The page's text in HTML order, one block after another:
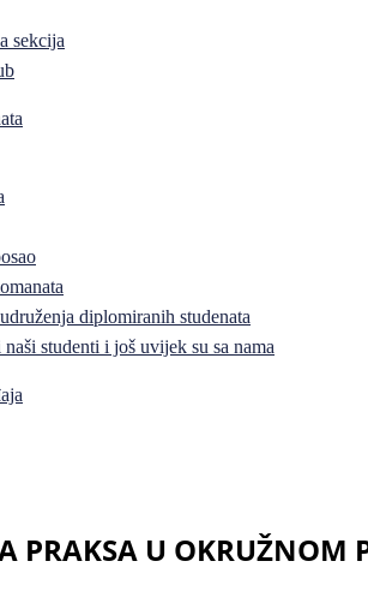
sekcija
diplomiranih studenata
studenti i još uvijek su sa nama
PRAKSA U